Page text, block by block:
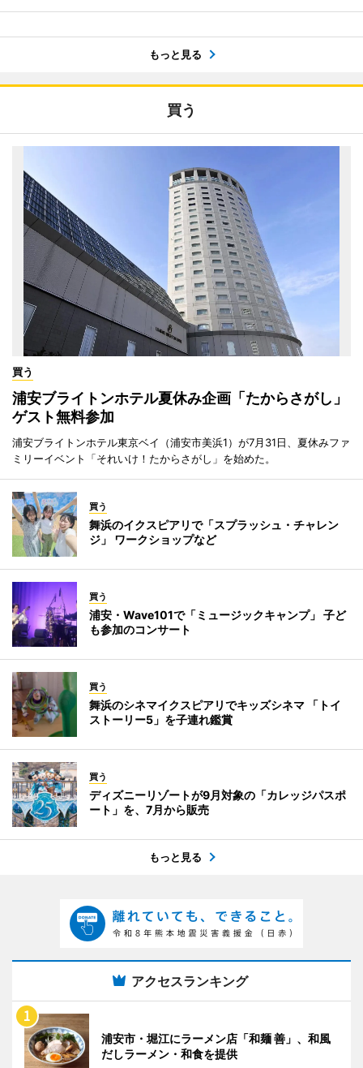
もっと見る
買う
買う
浦安ブライトンホテル夏休み企画「たからさがし」
ゲスト無料参加
浦安ブライトンホテル東京ベイ（浦安市美浜1）が7月31日、夏休みファ
ミリーイベント「それいけ！たからさがし」を始めた。
買う
舞浜のイクスピアリで「スプラッシュ・チャレン
ジ」 ワークショップなど
買う
浦安・Wave101で「ミュージックキャンプ」 子ど
も参加のコンサート
買う
舞浜のシネマイクスピアリでキッズシネマ 「トイ
ストーリー5」を子連れ鑑賞
買う
ディズニーリゾートが9月対象の「カレッジパスポ
ート」を、7月から販売
もっと見る
アクセスランキング
浦安市・堀江にラーメン店「和麺 善」、和風
だしラーメン・和食を提供